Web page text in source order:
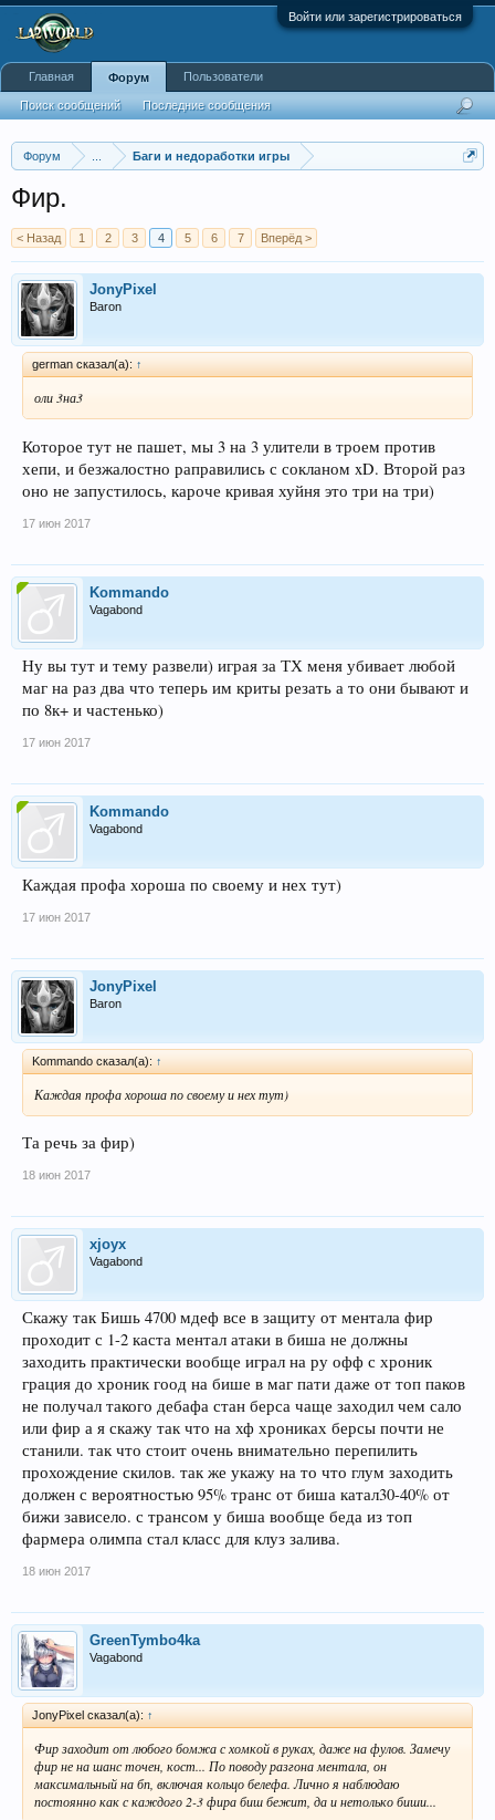
Войти или зарегистрироваться
Форум Баги и недоработки игры
Фир.
< Назад 1 2 3 4 5 6 7 Вперёд >
JonyPixel
Baron
german сказал(а): ↑
оли 3на3
Которое тут не пашет, мы 3 на 3 улители в троем против
хепи, и безжалостно раправились с сокланом xD. Второй раз
оно не запустилось, кароче кривая хуйня это три на три)
17 июн 2017
Kommando
Vagabond
Ну вы тут и тему развели) играя за ТХ меня убивает любой
маг на раз два что теперь им криты резать а то они бывают и
по 8к+ и частенько)
17 июн 2017
Kommando
Vagabond
Каждая профа хороша по своему и нех тут)
17 июн 2017
JonyPixel
Baron
Kommando сказал(а): ↑
Каждая профа хороша по своему и нех тут)
Та речь за фир)
18 июн 2017
xjoyx
Vagabond
Скажу так Бишь 4700 мдеф все в защиту от ментала фир
проходит с 1-2 каста ментал атаки в биша не должны
заходить практически вообще играл на ру офф с хроник
грация до хроник гоод на бише в маг пати даже от топ паков
не получал такого дебафа стан берса чаще заходил чем сало
или фир а я скажу так что на хф хрониках берсы почти не
станили. так что стоит очень внимательно перепилить
прохождение скилов. так же укажу на то что глум заходить
должен с вероятностью 95% транс от биша катал30-40% от
бижи зависело. с трансом у биша вообще беда из топ
фармера олимпа стал класс для клуз залива.
18 июн 2017
GreenTymbo4ka
Vagabond
JonyPixel сказал(а): ↑
Фир заходит от любого бомжа с хомкой в руках, даже на фулов. Замечу
фир не на шанс точен, кост... По поводу разгона ментала, он
максимальный на бп, включая кольцо белефа. Лично я наблюдаю
постоянно как с каждого 2-3 фира биш бежит, да и нетолько биши...
Главная Форум
Поиск сообщений Последние сообщения
Пользователи